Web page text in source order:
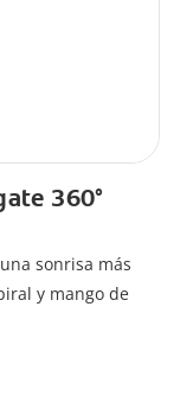
360°
sonrisa más
y mango de